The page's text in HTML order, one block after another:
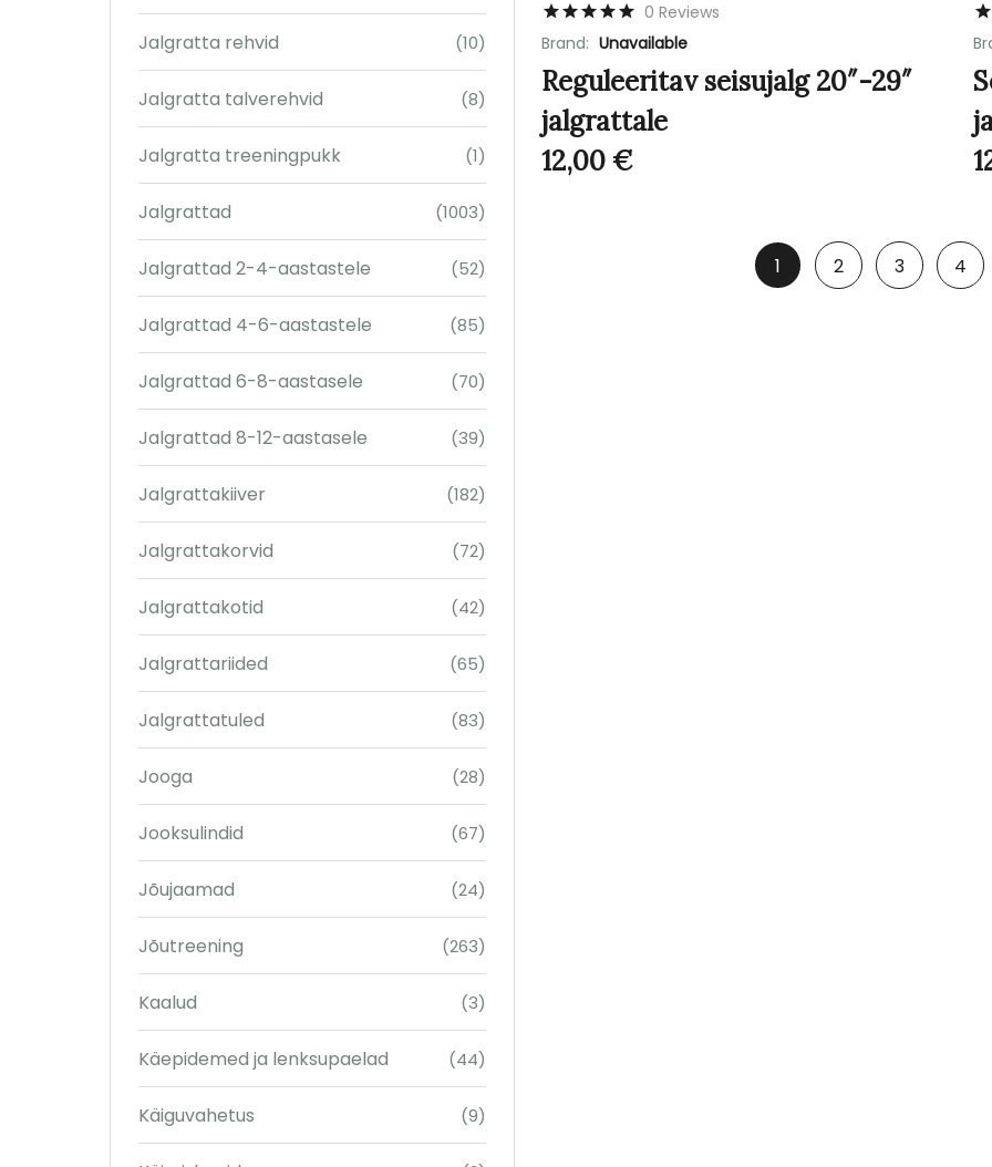
Jalgratta rehvid (10)
Jalgratta talverehvid (8)
Jalgratta treeningpukk (1)
Jalgrattad (1003)
Jalgrattad 2-4-aastastele (52)
Jalgrattad 4-6-aastastele (85)
Jalgrattad 6-8-aastasele (70)
Jalgrattad 8-12-aastasele (39)
Jalgrattakiiver (182)
Jalgrattakorvid (72)
Jalgrattakotid (42)
Jalgrattariided (65)
Jalgrattatuled (83)
Jooga (28)
Jooksulindid (67)
Jõujaamad (24)
Jõutreening (263)
Kaalud (3)
Käepidemed ja lenksupaelad (44)
Käiguvahetus (9)
0 Reviews
Brand: Unavailable
Reguleeritav seisujalg 20″-29″
jalgrattale
12,00€
1 2 3 4